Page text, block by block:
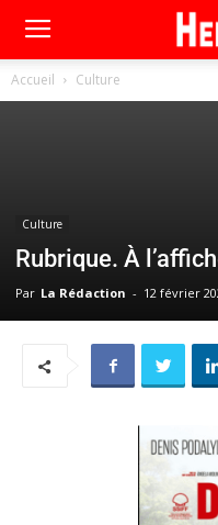
Accueil Culture
Culture
Rubrique. À
Par La Rédaction - 12 février